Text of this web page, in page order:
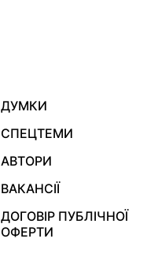
ДУМКИ
СПЕЦТЕМИ
АВТОРИ
ВАКАНСІЇ
ДОГОВІР ПУБЛІЧНОЇ
ОФЕРТИ